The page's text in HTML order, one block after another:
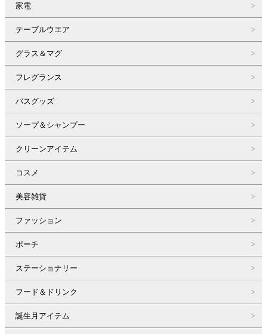
家電
テーブルウエア
グラス＆マグ
フレグランス
バスグッズ
ソープ＆シャンプー
クリーンアイテム
コスメ
美容雑貨
ファッション
ポーチ
ステーショナリー
フード＆ドリンク
誕生月アイテム